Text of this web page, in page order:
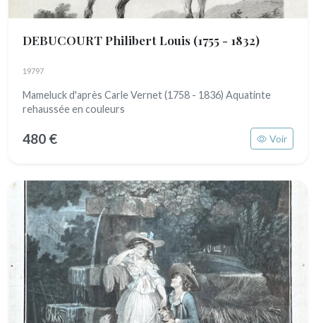
DEBUCOURT Philibert Louis (1755 - 1832)
19797
Mameluck d'après Carle Vernet (1758 - 1836) Aquatinte
rehaussée en couleurs
480 € Voir